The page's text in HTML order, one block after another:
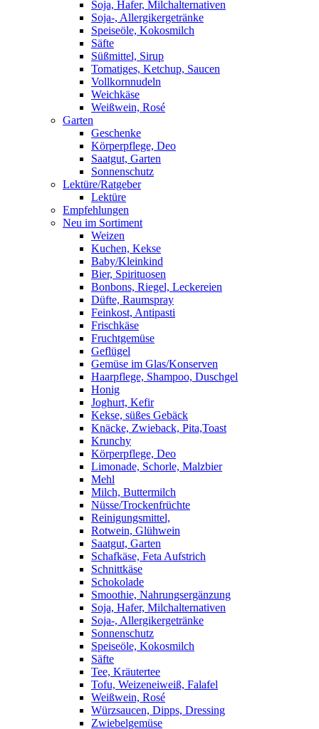
Soja, Hafer, Milchalternativen
Soja-, Allergikergetränke
Speiseöle, Kokosmilch
Säfte
Süßmittel, Sirup
Tomatiges, Ketchup, Saucen
Vollkornnudeln
Weichkäse
Weißwein, Rosé
Garten
Geschenke
Körperpflege, Deo
Saatgut, Garten
Sonnenschutz
Lektüre/Ratgeber
Lektüre
Empfehlungen
Neu im Sortiment
Weizen
Kuchen, Kekse
Baby/Kleinkind
Bier, Spirituosen
Bonbons, Riegel, Leckereien
Düfte, Raumspray
Feinkost, Antipasti
Frischkäse
Fruchtgemüse
Geflügel
Gemüse im Glas/Konserven
Haarpflege, Shampoo, Duschgel
Honig
Joghurt, Kefir
Kekse, süßes Gebäck
Knäcke, Zwieback, Pita,Toast
Krunchy
Körperpflege, Deo
Limonade, Schorle, Malzbier
Mehl
Milch, Buttermilch
Nüsse/Trockenfrüchte
Reinigungsmittel,
Rotwein, Glühwein
Saatgut, Garten
Schafkäse, Feta Aufstrich
Schnittkäse
Schokolade
Smoothie, Nahrungsergänzung
Soja, Hafer, Milchalternativen
Soja-, Allergikergetränke
Sonnenschutz
Speiseöle, Kokosmilch
Säfte
Tee, Kräutertee
Tofu, Weizeneiweiß, Falafel
Weißwein, Rosé
Würzsaucen, Dipps, Dressing
Zwiebelgemüse